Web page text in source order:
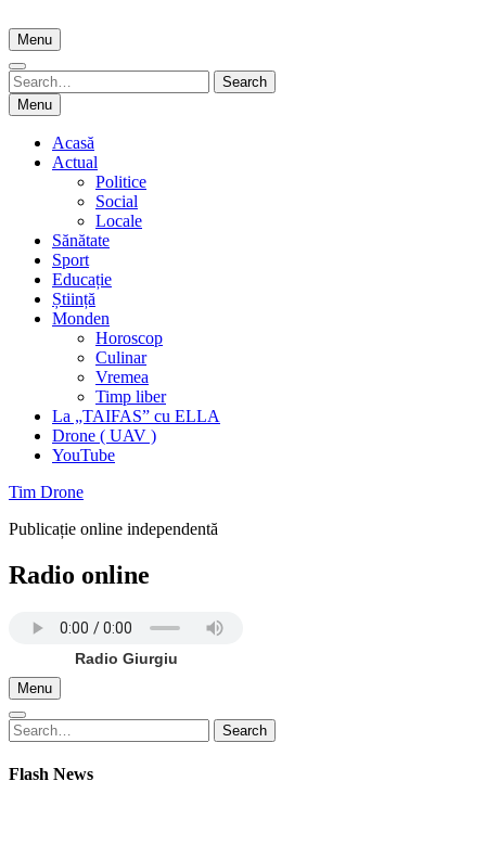
to
content
Menu
Search
for:
Search
Menu
Acasă
Actual
Politice
Social
Locale
Sănătate
Sport
Educație
Știință
Monden
Horoscop
Culinar
Vremea
Timp liber
La „TAIFAS” cu ELLA
Drone ( UAV )
YouTube
Tim Drone
Publicație online independentă
Radio online
Radio Giurgiu
Menu
Search
for:
Search
Flash News